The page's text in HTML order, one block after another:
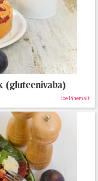
(gluteenivaba)
Loe lähemalt